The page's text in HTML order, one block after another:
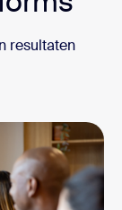
resultaten